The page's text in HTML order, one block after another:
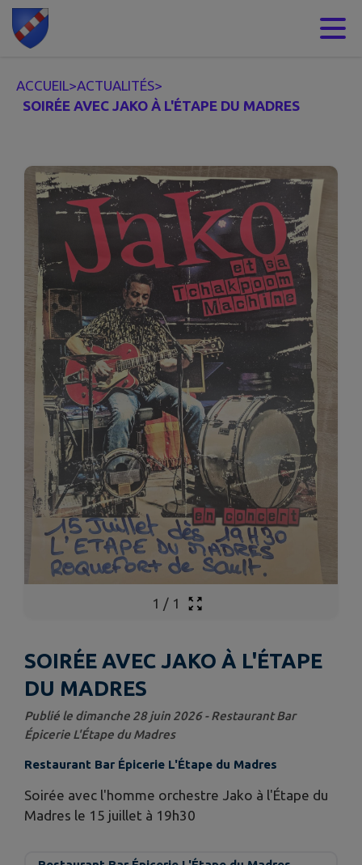
Contenu
ACCUEIL>ACTUALITÉS>
SOIRÉE AVEC JAKO À L'ÉTAPE DU MADRES
1 / 1
SOIRÉE AVEC JAKO À L'ÉTAPE
DU MADRES
Publié le dimanche 28 juin 2026 - Restaurant Bar
Épicerie L'Étape du Madres
Restaurant Bar Épicerie L'Étape du Madres
Soirée avec l'homme orchestre Jako à l'Étape du
Madres le 15 juillet à 19h30